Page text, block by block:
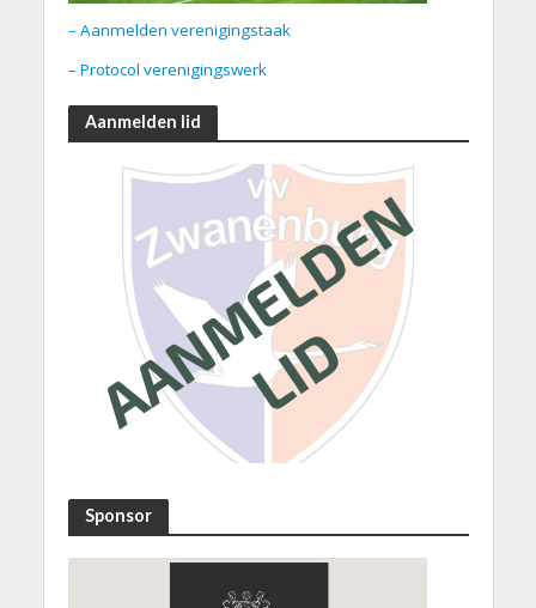
– Aanmelden verenigingstaak
– Protocol verenigingswerk
Aanmelden lid
Sponsor